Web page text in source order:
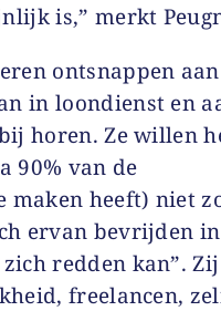
is,” merkt
ontsnappen
in loondienst en
horen. Ze willen
90% van de
maken heeft) niet
ervan bevrijden
redden kan”.
freelancen,